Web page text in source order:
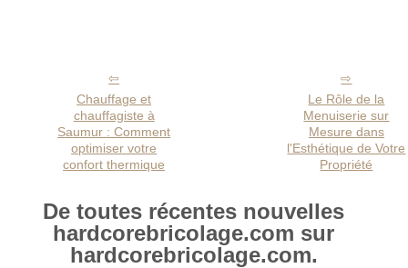
Chauffage et
chauffagiste à
Saumur : Comment
optimiser votre
confort thermique
Le Rôle de la
Menuiserie sur
Mesure dans
l'Esthétique de Votre
Propriété
De toutes récentes nouvelles
hardcorebricolage.com sur
hardcorebricolage.com.